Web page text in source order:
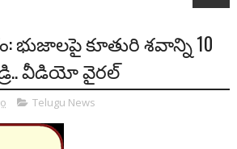
కూతురి శవాన్ని 10
వీడియో వైరల్
Telugu News